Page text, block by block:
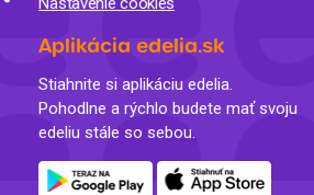
Aplikácia edelia.sk
Stiahnite si aplikáciu edelia.
Pohodlne a rýchlo budete mať svoju
edeliu stále so sebou.